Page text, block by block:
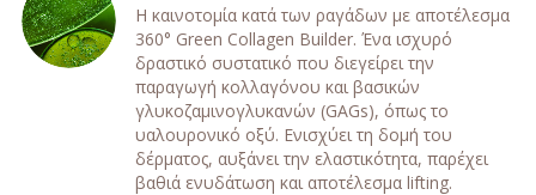
Η καινοτομία κατά των ραγάδων με αποτέλεσμα
360° Green Collagen Builder. Ένα ισχυρό
δραστικό συστατικό που διεγείρει την
παραγωγή κολλαγόνου και βασικών
γλυκοζαμινογλυκανών (GAGs), όπως το
υαλουρονικό οξύ. Ενισχύει τη δομή του
δέρματος, αυξάνει την ελαστικότητα, παρέχει
βαθιά ενυδάτωση και αποτέλεσμα lifting.